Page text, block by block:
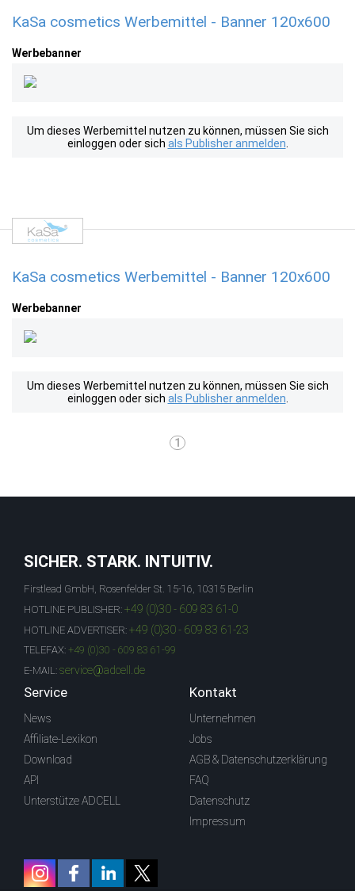
KaSa cosmetics Werbemittel - Banner 120x600
Werbebanner
Um dieses Werbemittel nutzen zu können, müssen Sie sich
einloggen oder sich als Publisher anmelden
KaSa cosmetics Werbemittel - Banner 120x600
Werbebanner
Um dieses Werbemittel nutzen zu können, müssen Sie sich
einloggen oder sich als Publisher anmelden
1
SICHER. STARK. INTUITIV.
Firstlead GmbH, Rosenfelder St. 15-16, 10315 Berlin
HOTLINE PUBLISHER: +49 (0)30 - 609 83 61-0
HOTLINE ADVERTISER: +49 (0)30 - 609 83 61-23
TELEFAX: +49 (0)30 - 609 83 61-99
E-MAIL: service@adcell.de
Service
News
Affiliate-Lexikon
Download
API
Unterstütze ADCELL
Kontakt
Unternehmen
Jobs
AGB & Datenschutzerklärung
FAQ
Datenschutz
Impressum